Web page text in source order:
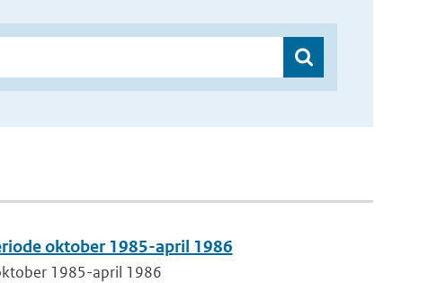
oktober 1985-april 1986
1985-april 1986